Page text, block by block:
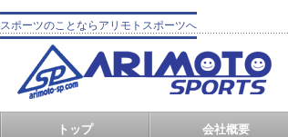
スポーツのことならアリモトスポーツへ
トップ 会社概要